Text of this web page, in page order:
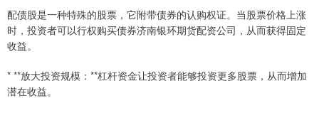
配债股是一种特殊的股票，它附带债券的认购权证。当股票价格上涨
时，投资者可以行权购买债券济南银环期货配资公司，从而获得固定
收益。
* **放大投资规模：**杠杆资金让投资者能够投资更多股票，从而增加
潜在收益。